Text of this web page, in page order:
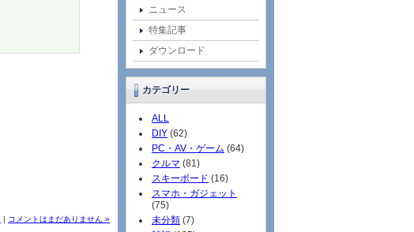
| コメントはまだありません »
ニュース
特集記事
ダウンロード
カテゴリー
ALL
DIY (62)
PC・AV・ゲーム (64)
クルマ (81)
スキーボード (16)
スマホ・ガジェット
(75)
未分類 (7)